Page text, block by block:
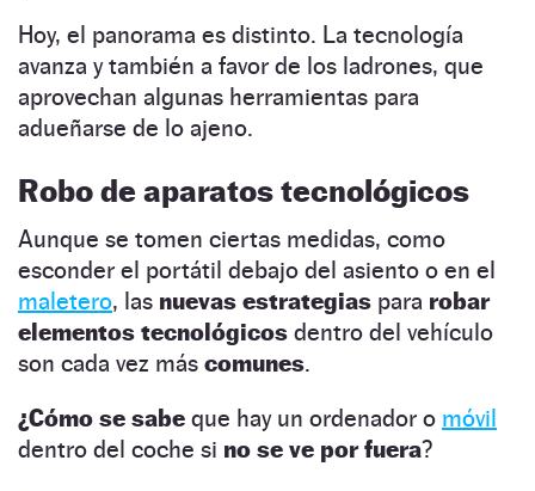
Hoy, el panorama es distinto. La tecnología
avanza y también a favor de los ladrones, que
aprovechan algunas herramientas para
adueñarse de lo ajeno.
Robo de aparatos tecnológicos
Aunque se tomen ciertas medidas, como
esconder el portátil debajo del asiento o en el
maletero, las nuevas estrategias para robar
elementos tecnológicos dentro del vehículo
son cada vez más comunes.
¿Cómo se sabe que hay un ordenador o móvil
dentro del coche si no se ve por fuera?